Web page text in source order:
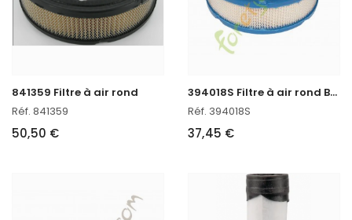
841359 Filtre à air rond
Réf. 841359
50,50 €
3
94018S Filtre à air rond Briggs & Stratton
Réf. 394018S
37,45 €